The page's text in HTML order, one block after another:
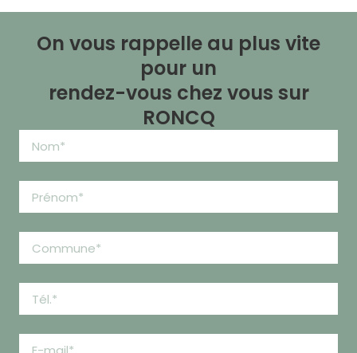
On vous rappelle au plus vite
pour un
rendez-vous chez vous sur
RONCQ